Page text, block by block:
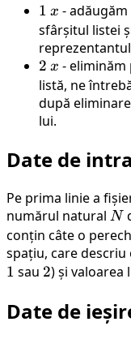
1
1 x
x -
sfârșitul listei
2
2 x
x - eliminăm
listă, ne
după
lui.
Date de
Pe prima linie a
numărul natural N
N
conțin câte o
spațiu, care
1 sau 2
2) și valoarea
Date de